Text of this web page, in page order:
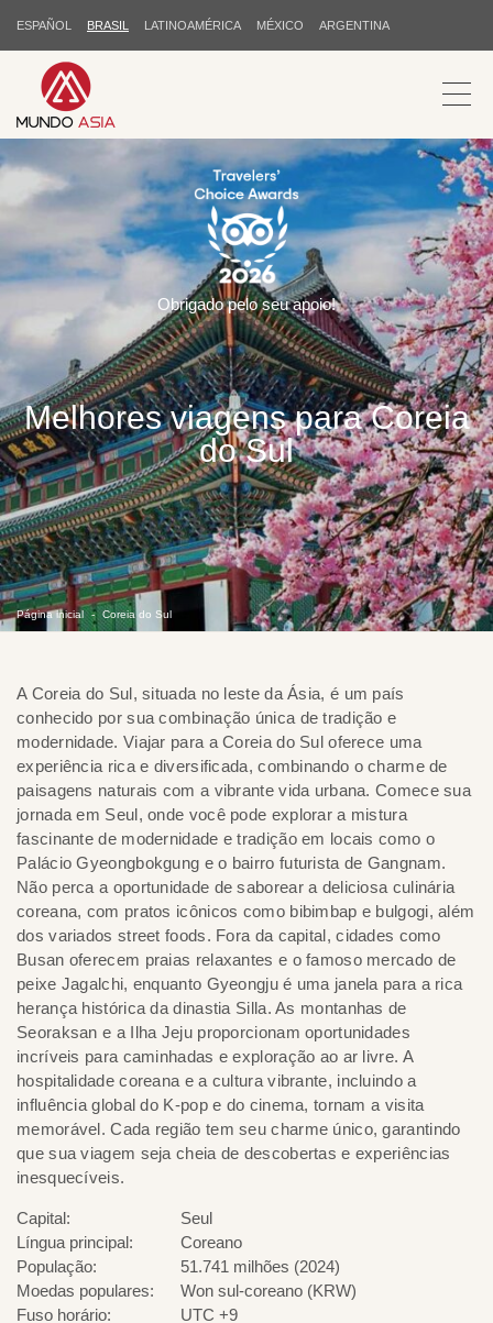
ESPAÑOL BRASIL LATINOAMÉRICA MÉXICO ARGENTINA
Melhores viagens para Coreia
do Sul
Página inicial Coreia do Sul
Obrigado pelo seu apoio!
A Coreia do Sul, situada no leste da Ásia, é um país
conhecido por sua combinação única de tradição e
modernidade. Viajar para a Coreia do Sul oferece uma
experiência rica e diversificada, combinando o charme de
paisagens naturais com a vibrante vida urbana. Comece sua
jornada em Seul, onde você pode explorar a mistura
fascinante de modernidade e tradição em locais como o
Palácio Gyeongbokgung e o bairro futurista de Gangnam.
Não perca a oportunidade de saborear a deliciosa culinária
coreana, com pratos icônicos como bibimbap e bulgogi, além
dos variados street foods. Fora da capital, cidades como
Busan oferecem praias relaxantes e o famoso mercado de
peixe Jagalchi, enquanto Gyeongju é uma janela para a rica
herança histórica da dinastia Silla. As montanhas de
Seoraksan e a Ilha Jeju proporcionam oportunidades
incríveis para caminhadas e exploração ao ar livre. A
hospitalidade coreana e a cultura vibrante, incluindo a
influência global do K-pop e do cinema, tornam a visita
memorável. Cada região tem seu charme único, garantindo
que sua viagem seja cheia de descobertas e experiências
inesquecíveis.
Capital:
Seul
Língua principal:
Coreano
População:
51.741 milhões (2024)
Moedas populares:
Won sul-coreano (KRW)
Fuso horário:
UTC +9